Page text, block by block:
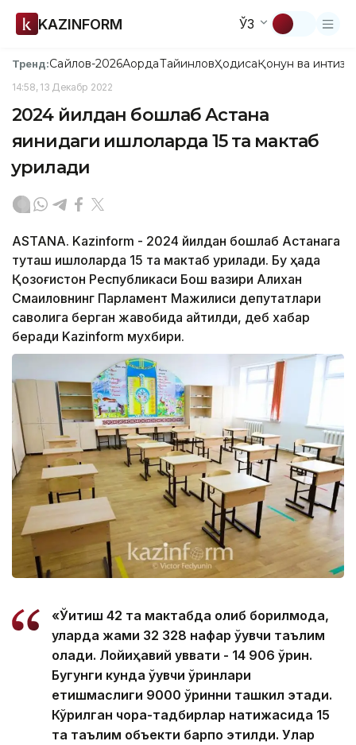
KAZINFORM ЎЗ
Тренд:Сайлов-2026АқордаТайинловҲодисаҚонун ва
14:58, 13 Декабр 2022
2024 йилдан бошлаб Астана
яқинидаги қишлоқларда 15 та мактаб
қурилади
ASTANA. Kazinform - 2024 йилдан бошлаб Астанага
туташ қишлоқларда 15 та мактаб қурилади. Бу ҳақда
Қозоғистон Республикаси Бош вазири Алихан
Смаиловнинг Парламент Мажилиси депутатлари
саволига берган жавобида айтилди, деб хабар
беради Kazinform мухбири.
«Ўқитиш 42 та мактабда олиб борилмоқда,
уларда жами 32 328 нафар ўқувчи таълим
олади. Лойиҳавий қуввати - 14 906 ўрин.
Бугунги кунда ўқувчи ўринлари
етишмаслиги 9000 ўринни ташкил этади.
Кўрилган чора-тадбирлар натижасида 15
та таълим объекти барпо этилди. Улар